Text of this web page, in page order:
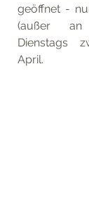
geöffnet -
(außer an
Dienstags
April.